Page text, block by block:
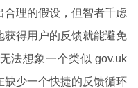
理的假设，但智者千虑
获得用户的反馈就能避免
法想象一个类似 gov.uk
缺少一个快捷的反馈循环